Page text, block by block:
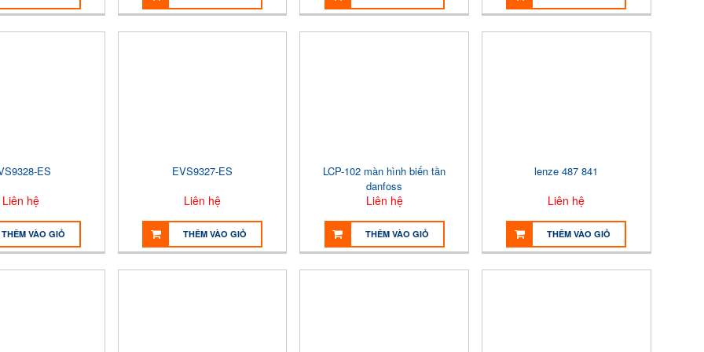
ES
Liên hệ
THÊM VÀO GIỎ
EVS9327-ES
Liên hệ
THÊM VÀO GIỎ
LCP-102 màn hình biến tần
danfoss
Liên hệ
THÊM VÀO GIỎ
lenze 487 841
Liên hệ
THÊM VÀO GIỎ